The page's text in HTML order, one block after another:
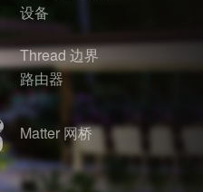
设备
Thread 边界
路由器
Matter 网桥